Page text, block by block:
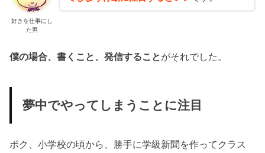
好きを仕事にし
た男
僕の場合、書くこと、発信することがそれでした。
夢中でやってしまうことに注目
ボク、小学校の頃から、勝手に学級新聞を作ってクラス